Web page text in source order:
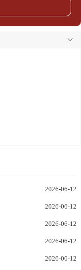
2026-06-12
2026-06-12
2026-06-12
2026-06-12
2026-06-12